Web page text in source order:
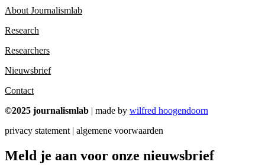
About Journalismlab
Research
Researchers
Nieuwsbrief
Contact
©2025 journalismlab | made by wilfred hoogendoorn
privacy statement | algemene voorwaarden
Meld je aan voor onze nieuwsbrief